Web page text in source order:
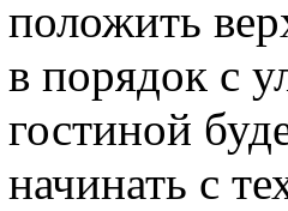
положить
в порядок с
гостиной
начинать с